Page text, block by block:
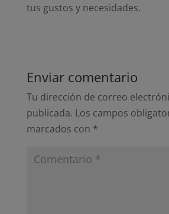
tus gustos y necesidades.
Enviar comentario
Tu dirección de correo
publicada. Los campos
marcados con *